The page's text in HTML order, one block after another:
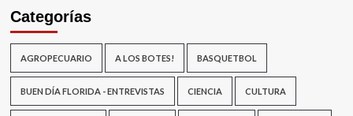
Categorías
AGROPECUARIO A LOS BOTES! BASQUETBOL
BUEN DÍA FLORIDA - ENTREVISTAS CIENCIA CULTURA